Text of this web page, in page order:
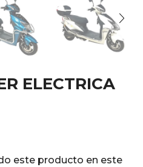
ELECTRICA
este producto en este